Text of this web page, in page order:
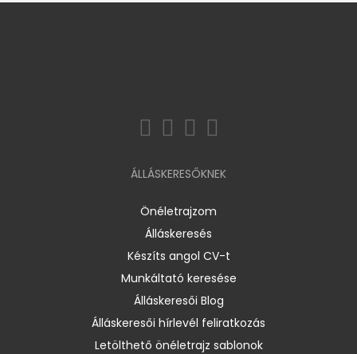
ÁLLÁSKERESŐKNEK
Önéletrajzom
Álláskeresés
Készíts angol CV-t
Munkáltató keresése
Álláskeresői Blog
Álláskeresői hírlevél feliratkozás
Letölthető önéletrajz sablonok